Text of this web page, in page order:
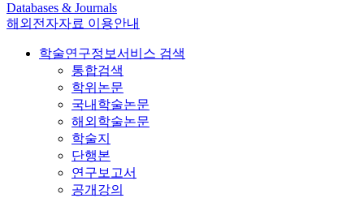
Databases & Journals
해외전자자료 이용안내
학술연구정보서비스 검색
통합검색
학위논문
국내학술논문
해외학술논문
학술지
단행본
연구보고서
공개강의